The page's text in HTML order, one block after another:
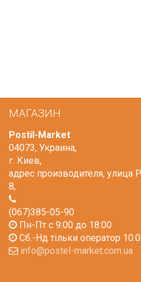
МАГАЗИН
Postil-Market
04073, Украина,
г. Киев,
адрес производителя, улица
8,
(067)385-05-90
Пн-Пт с 9:00 до 18:00
Сб.-Нд тільки оператор
info@postel-market.com.ua